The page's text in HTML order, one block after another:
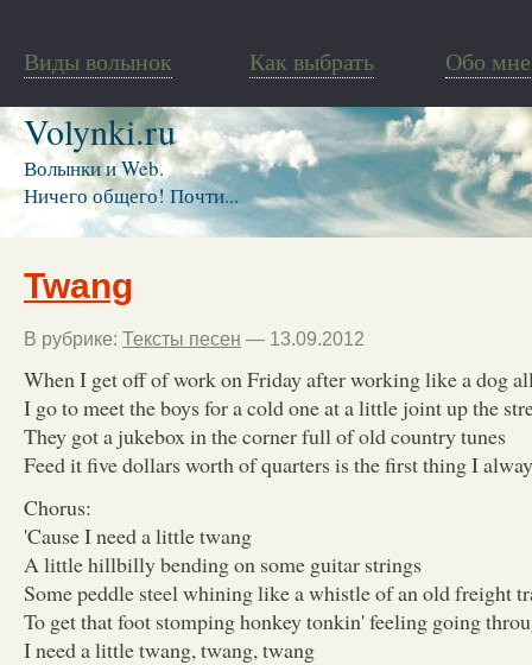
Виды волынок Как выбрать Обо мне
Volynki.ru
Волынки и Web.
Ничего общего! Почти...
Twang
В рубрике: Тексты песен — 13.09.2012
When I get off of work on Friday after working like a dog
I go to meet the boys for a cold one at a little joint up the
They got a jukebox in the corner full of old country tunes
Feed it five dollars worth of quarters is the first thing I
Chorus:
'Cause I need a little twang
A little hillbilly bending on some guitar strings
Some peddle steel whining like a whistle of an old freight
To get that foot stomping honkey tonkin' feeling going
I need a little twang, twang, twang